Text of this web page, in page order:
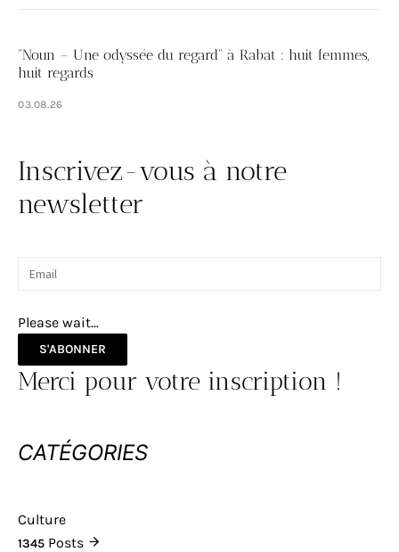
“Noun – Une odyssée du regard” à Rabat : huit femmes,
huit regards
03.08.26
Inscrivez-vous à notre
newsletter
Please wait...
S'ABONNER
Merci pour votre inscription !
CATÉGORIES
Culture
1345 Posts